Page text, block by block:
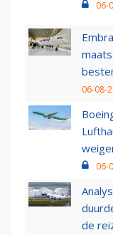
06-
06-08-
06-
de